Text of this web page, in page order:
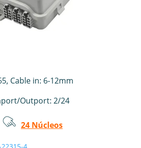
Cable in: 6-12mm
Outport: 2/24
24 Núcleos